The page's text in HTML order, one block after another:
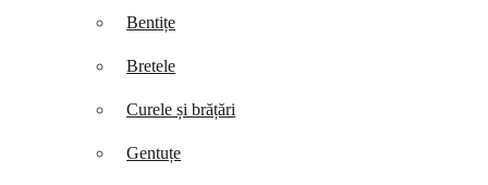
Bentițe
Bretele
Curele și brățări
Gentuțe